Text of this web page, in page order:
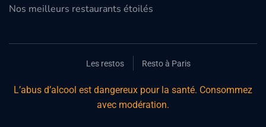
Nos meilleurs restaurants étoilés
Les restos Resto à Paris
L’abus d’alcool est dangereux pour la santé. Consommez
avec modération.